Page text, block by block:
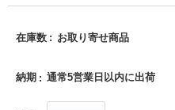
在庫数 お取り寄せ商品
納期 通常5営業日以内に出荷